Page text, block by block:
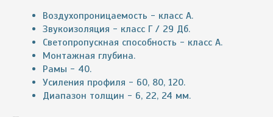
Воздухопроницаемость - класс A.
Звукоизоляция - класс Г / 29 Дб.
Светопропускная способность - класс A.
Монтажная глубина.
Рамы - 40.
Усиления профиля - 60, 80, 120.
Диапазон толщин - 6, 22, 24 мм.